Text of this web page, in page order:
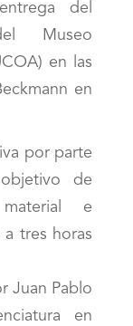
del
Museo
en las
en
por parte
de
e
tres horas
Juan Pablo
en